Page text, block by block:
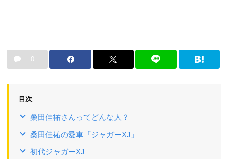
0
目次
桑田佳祐さんってどんな人？
桑田佳祐の愛車「ジャガーXJ」
初代ジャガーXJ